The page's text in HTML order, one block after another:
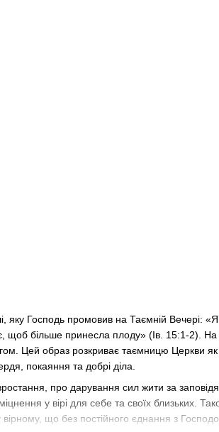
яку Господь промовив на Таємній Вечері:
більше принесла плоду» (Ів. 15:1-2). На
Цей образ розкриває таємницю
покаяння та добрі діла.
про дарування сил жити за
у вірі для себе та своїх близьких.
що без постійного єднання з